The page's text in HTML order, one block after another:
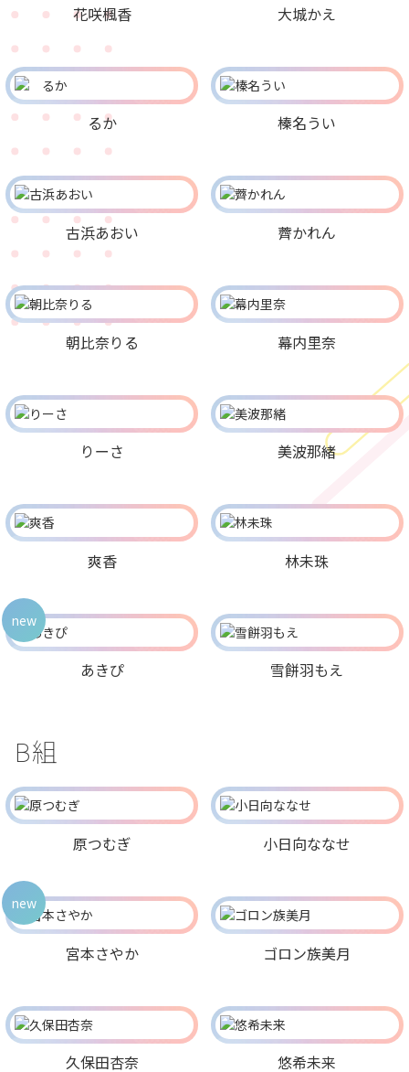
花咲楓香 大城かえ
るか 榛名うい
古浜あおい 薺かれん
朝比奈りる 幕内里奈
りーさ 美波那緒
爽香 林未珠
あきぴ
new
雪餅羽もえ
B組
原つむぎ 小日向ななせ
宮本さやか
new
ゴロン族美月
久保田杏奈 悠希未来